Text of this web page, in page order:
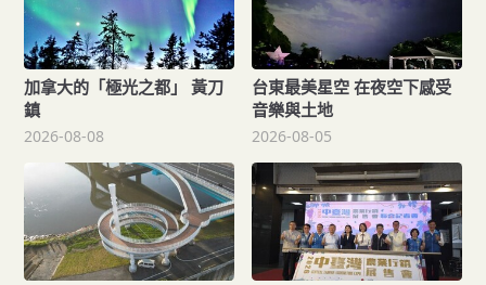
加拿大的「極光之都」 黃刀
鎮
2026-08-08
台東最美星空 在夜空下感受
音樂與土地
2026-08-05